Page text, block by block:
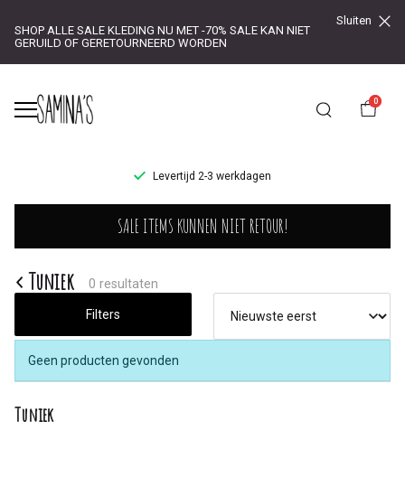
SHOP ALLE SALE KLEDING NU MET -70% SALE KAN NIET
GERUILD OF GERETOURNEERD WORDEN
Sluiten
0
Levertijd 2-3 werkdagen
Tuniek
Saminas
SALE ITEMS KUNNEN NIET RETOUR!
Tuniek 0 resultaten
Filters
Geen producten gevonden
Tuniek